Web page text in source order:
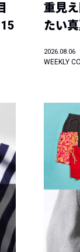
重見
たい
2026.08.06
WEEKLY